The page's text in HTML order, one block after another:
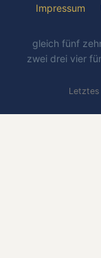
Impressum
gleich fünf
zwei drei vier